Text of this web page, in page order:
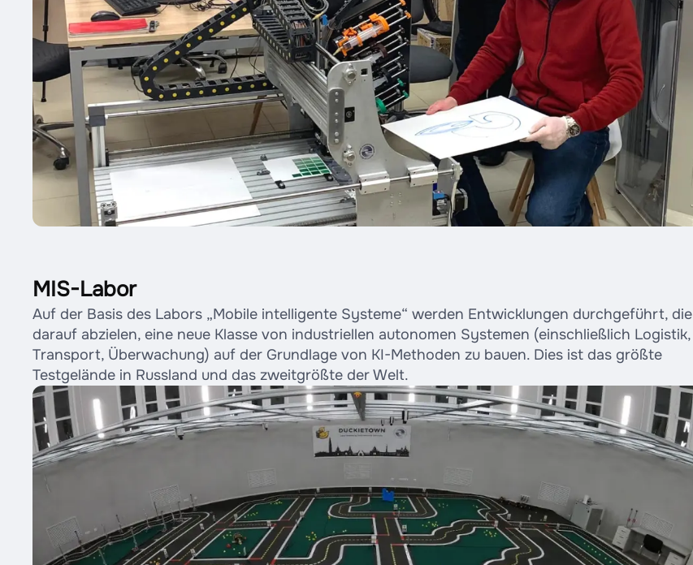
MIS-Labor
Auf der Basis des Labors „Mobile intelligente Systeme“ werden Entwicklungen durchgeführt, die
darauf abzielen, eine neue Klasse von industriellen autonomen Systemen (einschließlich Logistik,
Transport, Überwachung) auf der Grundlage von KI-Methoden zu bauen. Dies ist das größte
Testgelände in Russland und das zweitgrößte der Welt.